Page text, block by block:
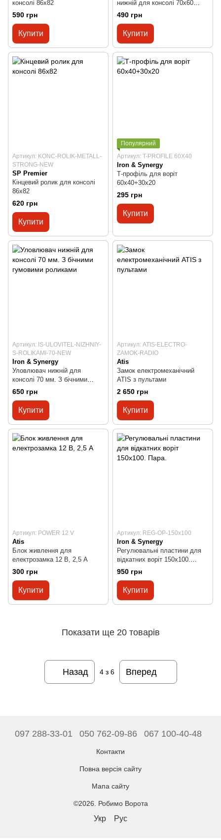
консолі 86x82
590 грн
Купити
нижній для консолі 70x60
PRO
490 грн
Купити
Артикул: KONC-ROLIK-METALL-
STRONG-NEW
SP Premier
Кінцевий ролик для консолі
86x82
620 грн
Купити
Популярний
Артикул: T-PROFILE 60X40
Iron & Synergy
Т-профіль для воріт
60х40+30х20
295 грн
Купити
Артикул: IS-ULOVITEL-NIZHNIY-
S-ROLIKAMI-70-NEW
Iron & Synergy
Уловлювач нижній для
консолі 70 мм. З бічними
гумовими роликами
650 грн
Купити
Артикул: ATIS-ELECTRO-
ZAMOK-RADIO
Atis
Замок електромеханічний
ATIS з пультами
2 650 грн
Купити
Артикул: POWER 12 V
Atis
Блок живлення для
електрозамка 12 В, 2,5 А
300 грн
Купити
Артикул: REG-OP-150x100
Iron & Synergy
Регулювальні пластини для
відкатних воріт 150х100.
Пара.
950 грн
Купити
Показати ще 20 товарів
Назад 4з 6 Вперед
097 288-33-01 050 762-09-86 067 100-40-48
Контакти
Повна версія сайту
Мапа сайту
©2026. Робимо Ворота
Укр Рус